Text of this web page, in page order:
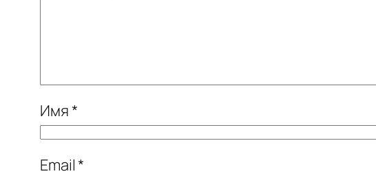
Имя*
Email*